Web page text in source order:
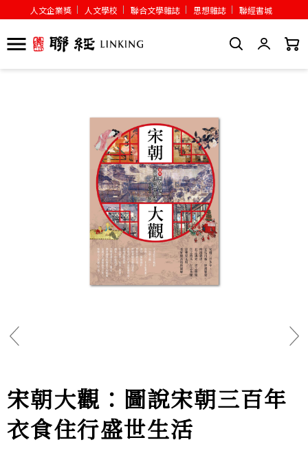
人文企業獎 人文學校 聯合文學雜誌 思想雜誌 聯經書城
宋朝大觀：圖說宋朝三百年
衣食住行盛世生活